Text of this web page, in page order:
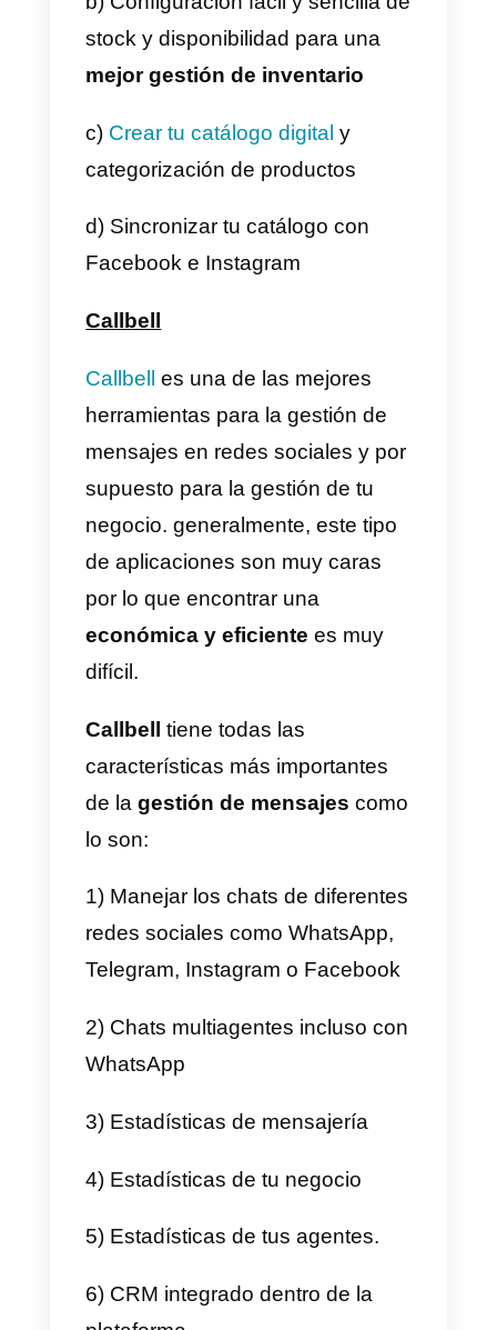
Es una plataforma con la que
podrás.Crear tu tienda virtual
negociode manera adecuada y
plataforma te permite monitorizar
optimizar la forma en la que se
realiza el seguimiento de tus
ventas.
DesdeCallbell Shop puedes
agregar los productos de tu
negocio y organizarlos de forma
intuitiva para tus clientes, esta
plataforma tiene funcionalidades
como:
a) Recibir tus pedidos
directamente a
b) Configuración fácil y sencilla
stock y disponibilidad para una
c)Crear tu catálogo digital
categorización de productos
d) Sincronizar tu catálogo con
Facebook e Instagram
Callbell